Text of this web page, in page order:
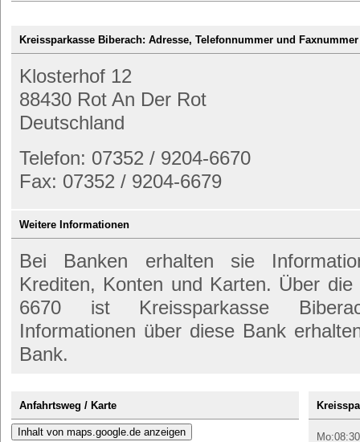
Kreissparkasse Biberach: Adresse, Telefonnummer und Faxnummer
Klosterhof 12
88430 Rot An Der Rot
Deutschland
Telefon: 07352 / 9204-6670
Fax: 07352 / 9204-6679
Weitere Informationen
Bei Banken erhalten sie
Krediten, Konten und Karten. Über
6670 ist Kreissparkasse
Informationen über diese Bank
Bank.
Anfahrtsweg / Karte
Inhalt von maps.google.de anzeigen